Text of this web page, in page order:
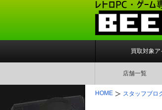
買取対象ア
店舗一覧
HOME スタッフブロ